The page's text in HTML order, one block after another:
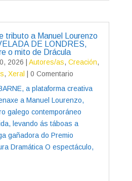
tributo a Manuel Lourenzo
DE LONDRES,
o mito de Drácula
2026 Autores/as, Creación,
, Xeral
| 0 Comentario
a plataforma creativa
a Manuel Lourenzo,
galego contemporáneo
levando ás táboas a
gañadora do Premio
Dramática O espectáculo,